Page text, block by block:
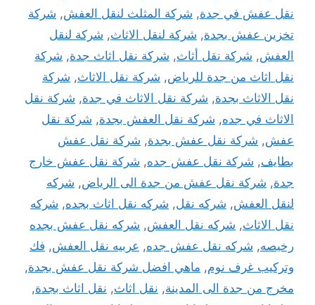
نقل عفش في جدة, شركة المثلث لنقل العفش, شركة
تخزين عفش بجدة, شركة لنقل الاثاث, شركة لنقل
العفش, شركة نقل أثاث, شركة نقل اثاث جدة, شركة
نقل اثاث من جدة للرياض, شركة نقل الاثاث, شركة
نقل الاثاث بجدة, شركة نقل الاثاث في جدة, شركة نقل
الاثاث في جده, شركة نقل العفش بجدة, شركة نقل
عفش, شركة نقل عفش بجدة, شركة نقل عفش
بطايف, شركة نقل عفش جده, شركة نقل عفش خارج
جدة, شركة نقل عفش من جدة الى الرياض, شركه
لنقل العفش, شركه نقل, شركه نقل اثاث بجده, شركه
نقل الاثاث, شركه نقل العفش, شركه نقل عفش بجده
رخيصه, شركه نقل عفش جده, عربيه نقل العفش, فك
وتركيب غرف نوم, ماهي افضل شركة نقل عفش بجدة,
مخرج من جدة الى المدينة, نقل اثاث, نقل اثاث بجدة,